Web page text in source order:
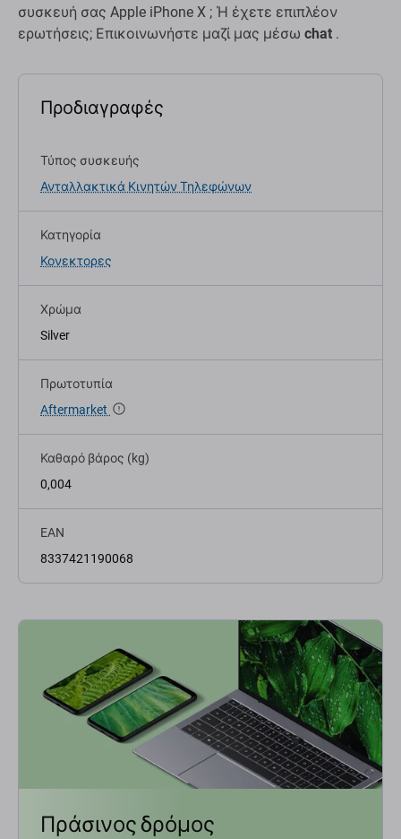
συσκευή σας Apple iPhone X ; Ή έχετε επιπλέον
ερωτήσεις; Επικοινωνήστε μαζί μας μέσω chat .
Προδιαγραφές
Τύπος συσκευής
Ανταλλακτικά Κινητών Τηλεφώνων
Κατηγορία
Κονεκτορες
Χρώμα
Silver
Πρωτοτυπία
Aftermarket
Καθαρό βάρος (kg)
0,004
EAN
8337421190068
Πράσινος δρόμος